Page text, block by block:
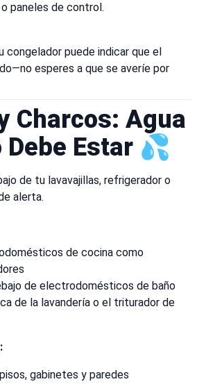
paneles de control.
congelador puede indicar que el
esperes a que se averíe por
Charcos: Agua
Debe Estar 💦
de tu lavavajillas, refrigerador o
alerta.
de cocina como
de electrodomésticos de baño
de la lavandería o el triturador de
gabinetes y paredes